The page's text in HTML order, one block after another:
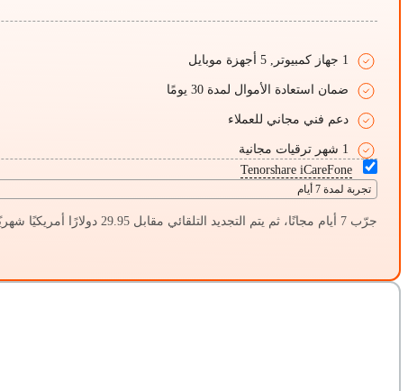
1 جهاز كمبيوتر, 5 أجهزة موبايل
ضمان استعادة الأموال لمدة 30 يومًا
دعم فني مجاني للعملاء
1 شهر ترقيات مجانية
Tenorshare iCareFone
تجربة لمدة 7 أيام
جرّب 7 أيام مجانًا، ثم يتم التجديد التلقائي مقابل 29.95 دولارًا أمريكيًا شهريًا (خصم 50٪). يمكنك إلغاؤه في أي وقت.